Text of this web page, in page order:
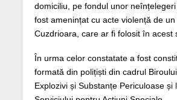
domiciliu, pe fondul unor
fost amenințat cu acte violență de
Cuzdrioara, care ar fi folosit în acest
În urma celor constatate a fost
formată din polițiști din cadrul Biroului
Explozivi și Substanțe Periculoase și